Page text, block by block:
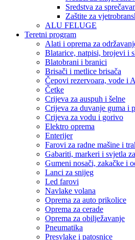
Sredstva za
Zaštite za
ALU FELUGE
Teretni program
Alati i oprema za
Blatarice, natpisi, brojevi i
Blatobrani i branici
Brisači i metlice brisača
Čepovi rezervoara, vode i
Četke
Crijeva za auspuh i šelne
Crijeva za duvanje guma i
Crijeva za vodu i gorivo
Elektro oprema
Enterijer
Farovi za radne mašine i
Gabariti, markeri i svjetla
Gumeni nosači, zakačke i
Lanci za snijeg
Led farovi
Navlake volana
Oprema za auto prikolice
Oprema za cerade
Oprema za obilježavanje
Pneumatika
Presvlake i patosnice